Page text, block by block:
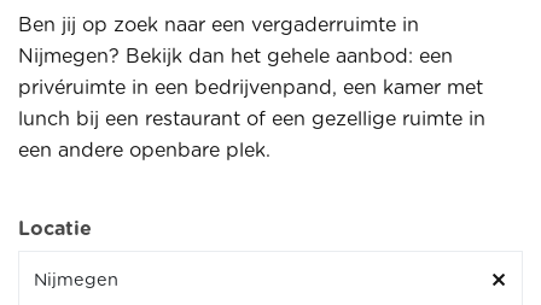
Ben jij op zoek naar een vergaderruimte in
Nijmegen? Bekijk dan het gehele aanbod: een
privéruimte in een bedrijvenpand, een kamer met
lunch bij een restaurant of een gezellige ruimte in
een andere openbare plek.
Locatie